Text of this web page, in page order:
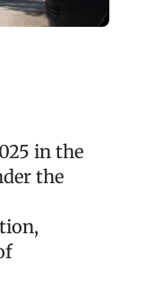
in the
the